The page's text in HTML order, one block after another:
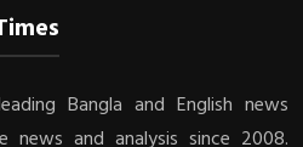
Bangla and English news
news and analysis since 2008.